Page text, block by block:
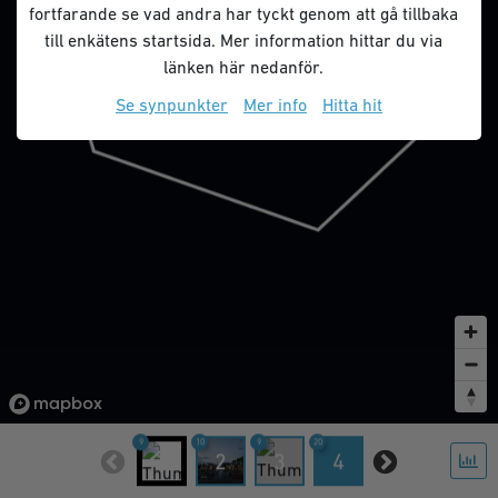
9
1
10
2
9
3
20
4 5
fortfarande se vad andra har tyckt genom att gå tillbaka
till enkätens startsida. Mer information hittar du via
länken här nedanför.
Se synpunkter
Mer info Hitta hit